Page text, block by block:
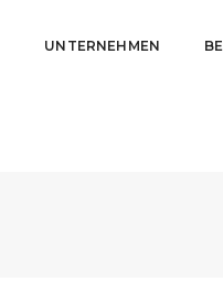
UNTERNEHMEN